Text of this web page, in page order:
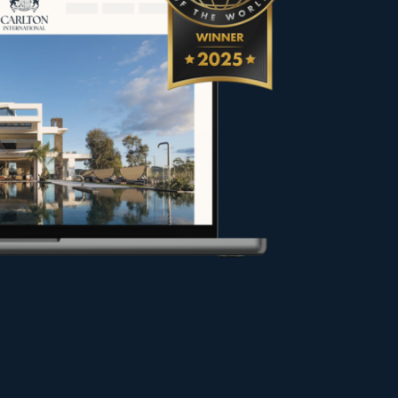
et son caractère unique
et propriétaires dans
les meilleures conditions ou
pour valoriser votre projet.